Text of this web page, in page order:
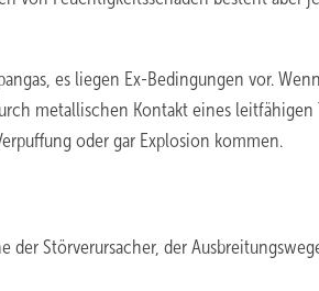
es liegen Ex-Bedingungen vor.
metallischen Kontakt eines leitfähigen
oder gar Explosion kommen.
der Störverursacher, der